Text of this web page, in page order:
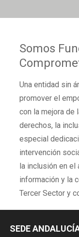
Somos
Una entidad sin
promover el
con la mejora de
derechos, la
especial
intervención
la inclusión en
información y la
Tercer Sector y
SEDE